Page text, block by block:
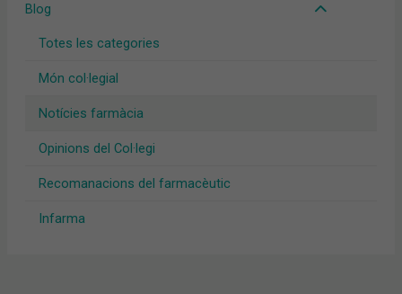
Blog
Totes les categories
Món col·legial
Notícies farmàcia
Opinions del Col·legi
Recomanacions del farmacèutic
Infarma